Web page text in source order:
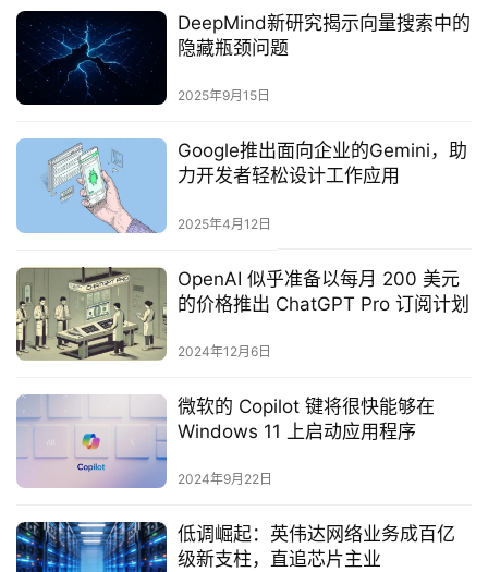
DeepMind新研究揭示向量搜索中的
隐藏瓶颈问题‌
2025年9月15日
Google推出面向企业的Gemini，助
力开发者轻松设计工作应用
2025年4月12日
OpenAI 似乎准备以每月 200 美元
的价格推出 ChatGPT Pro 订阅计划
2024年12月6日
微软的 Copilot 键将很快能够在
Windows 11 上启动应用程序
2024年9月22日
低调崛起：英伟达网络业务成百亿
级新支柱，直追芯片主业